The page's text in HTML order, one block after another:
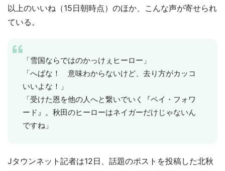
以上のいいね（15日朝時点）のほか、こんな声が寄せられ
ている。
「雪国ならではのかっけぇヒーロー」
「へばな！ 意味わからないけど、去り方がカッコ
いいよな！」
「受けた恩を他の人へと繋いでいく『ペイ・フォワ
ード』。秋田のヒーローはネイガーだけじゃないん
ですね」
Jタウンネット記者は12日、話題のポストを投稿した北秋